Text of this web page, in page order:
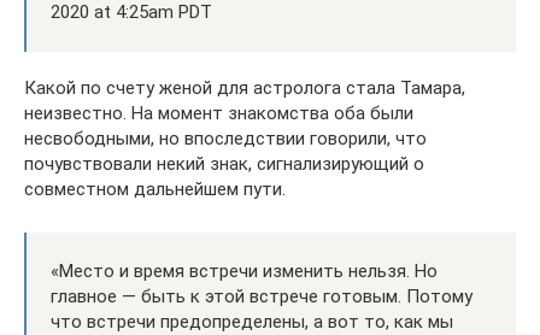
2020 at 4:25am PDT
Какой по счету женой для астролога стала Тамара,
неизвестно. На момент знакомства оба были
несвободными, но впоследствии говорили, что
почувствовали некий знак, сигнализирующий о
совместном дальнейшем пути.
«Место и время встречи изменить нельзя. Но
главное — быть к этой встрече готовым. Потому
что встречи предопределены, а вот то, как мы